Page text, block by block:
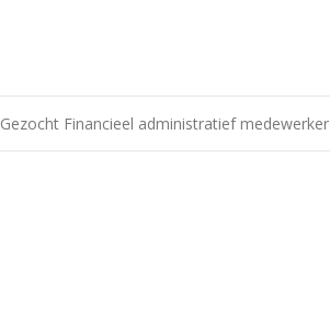
Gezocht Financieel administratief medewerker